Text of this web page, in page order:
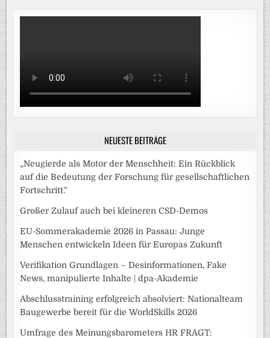
NEUESTE BEITRÄGE
„Neugierde als Motor der Menschheit: Ein Rückblick
auf die Bedeutung der Forschung für gesellschaftlichen
Fortschritt.“
Großer Zulauf auch bei kleineren CSD-Demos
EU-Sommerakademie 2026 in Passau: Junge
Menschen entwickeln Ideen für Europas Zukunft
Verifikation Grundlagen – Desinformationen, Fake
News, manipulierte Inhalte | dpa-Akademie
Abschlusstraining erfolgreich absolviert: Nationalteam
Baugewerbe bereit für die WorldSkills 2026
Umfrage des Meinungsbarometers HR FRAGT: